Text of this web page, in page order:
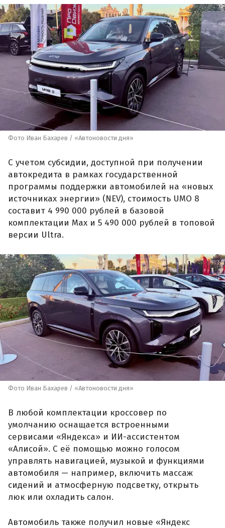
Фото Иван Бахарев / «Автоновости дня»
С учетом субсидии, доступной при получении
автокредита в рамках государственной
программы поддержки автомобилей на «новых
источниках энергии» (NEV), стоимость UMO 8
составит 4 990 000 рублей в базовой
комплектации Max и 5 490 000 рублей в топовой
версии Ultra.
Фото Иван Бахарев / «Автоновости дня»
В любой комплектации кроссовер по
умолчанию оснащается встроенными
сервисами «Яндекса» и ИИ-ассистентом
«Алисой». С её помощью можно голосом
управлять навигацией, музыкой и функциями
автомобиля — например, включить массаж
сидений и атмосферную подсветку, открыть
люк или охладить салон.
Автомобиль также получил новые «Яндекс